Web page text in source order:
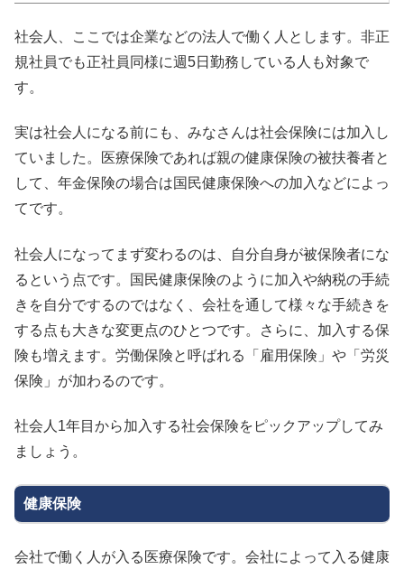
社会人、ここでは企業などの法人で働く人とします。非正
規社員でも正社員同様に週5日勤務している人も対象で
す。
実は社会人になる前にも、みなさんは社会保険には加入し
ていました。医療保険であれば親の健康保険の被扶養者と
して、年金保険の場合は国民健康保険への加入などによっ
てです。
社会人になってまず変わるのは、自分自身が被保険者にな
るという点です。国民健康保険のように加入や納税の手続
きを自分でするのではなく、会社を通して様々な手続きを
する点も大きな変更点のひとつです。さらに、加入する保
険も増えます。労働保険と呼ばれる「雇用保険」や「労災
保険」が加わるのです。
社会人1年目から加入する社会保険をピックアップしてみ
ましょう。
健康保険
会社で働く人が入る医療保険です。会社によって入る健康